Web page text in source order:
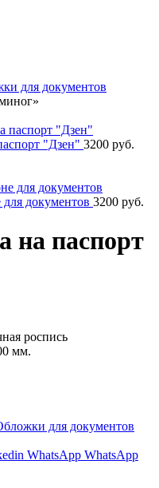
для документов
"Дзен" 3200 руб.
документов 3200 руб.
на паспорт
роспись
мм.
для документов
WhatsApp WhatsApp